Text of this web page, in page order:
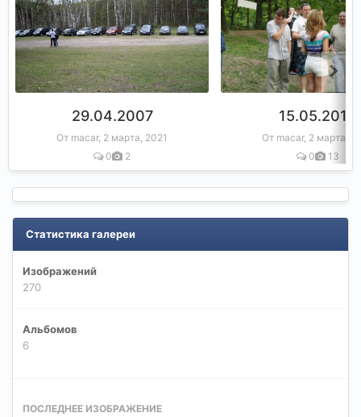
29.04.2007
От macar, 2 марта, 2021
0
2
15.05.2010
От macar, 2 марта,
0
13
Статистика галереи
Изображений
270
Альбомов
6
ПОСЛЕДНЕЕ ИЗОБРАЖЕНИЕ